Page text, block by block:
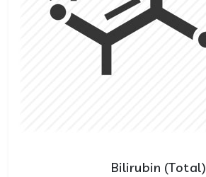
Bilirubin (Total)